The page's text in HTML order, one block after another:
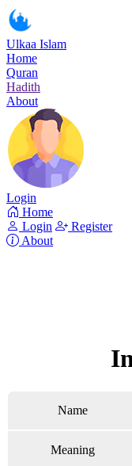
Ulkaa Islam
Home
Quran
Hadith
About
Login
Home
Login
Register
About
Name
Meaning